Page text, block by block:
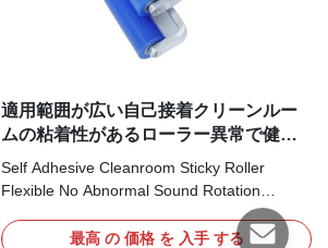
適用範囲が広い自己接着クリーンルー
ムの粘着性があるローラー異常で健全
な回転無し
Self Adhesive Cleanroom Sticky Roller
Flexible No Abnormal Sound Rotation
Description: Silicone roller is made up by
Vinyl Silicon Rubber and Aluminium Alloy
最高 の 価格 を 入手 する